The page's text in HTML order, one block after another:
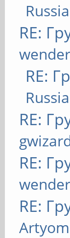
Russia
RE:
RE:
Russia
RE:
RE:
RE:
Artyom